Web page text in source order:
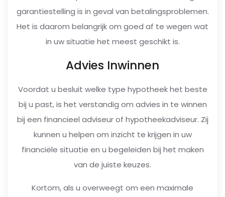
garantiestelling is in geval van betalingsproblemen.
Het is daarom belangrijk om goed af te wegen wat
in uw situatie het meest geschikt is.
Advies Inwinnen
Voordat u besluit welke type hypotheek het beste
bij u past, is het verstandig om advies in te winnen
bij een financieel adviseur of hypotheekadviseur. Zij
kunnen u helpen om inzicht te krijgen in uw
financiële situatie en u begeleiden bij het maken
van de juiste keuzes.
Kortom, als u overweegt om een maximale